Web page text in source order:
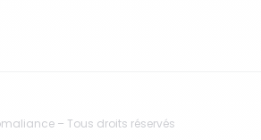
– Tous droits réservés